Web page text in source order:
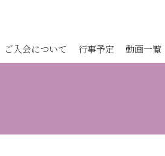
ご入会について 行事予定 動画一覧